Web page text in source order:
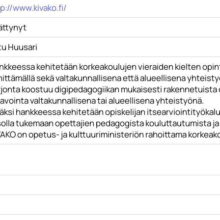
www.kivako.fi/
Huusari
kehitetään korkeakoulujen vieraiden kielten
sekä valtakunnallisena että alueellisena
koostuu digipedagogiikan mukaisesti
valtakunnallisena tai alueellisena yhteistyönä.
hankkeessa kehitetään opiskelijan
tukemaan opettajien pedagogista kouluttautumista
on opetus- ja kulttuuriministeriön rahoittama